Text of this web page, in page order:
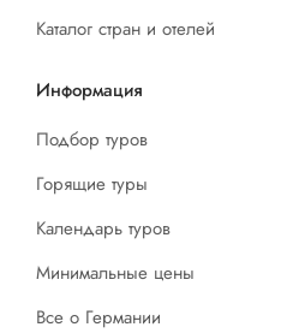
Каталог стран и отелей
Информация
Подбор туров
Горящие туры
Календарь туров
Минимальные цены
Все о Германии